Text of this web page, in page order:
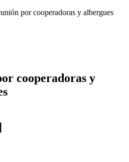
por cooperadoras y albergues
cooperadoras y